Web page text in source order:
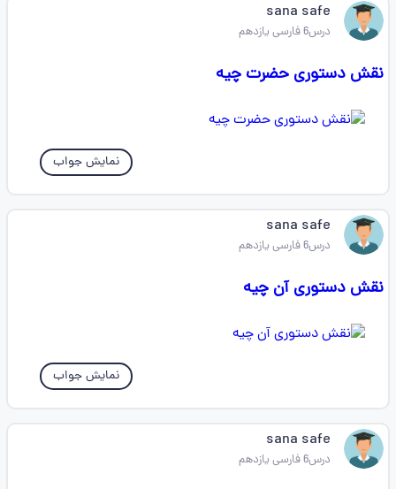
sana safe
درس6 فارسی یازدهم
نقش دستوری حضرت چیه
نمایش جواب
sana safe
درس6 فارسی یازدهم
نقش دستوری آن چیه
نمایش جواب
sana safe
درس6 فارسی یازدهم